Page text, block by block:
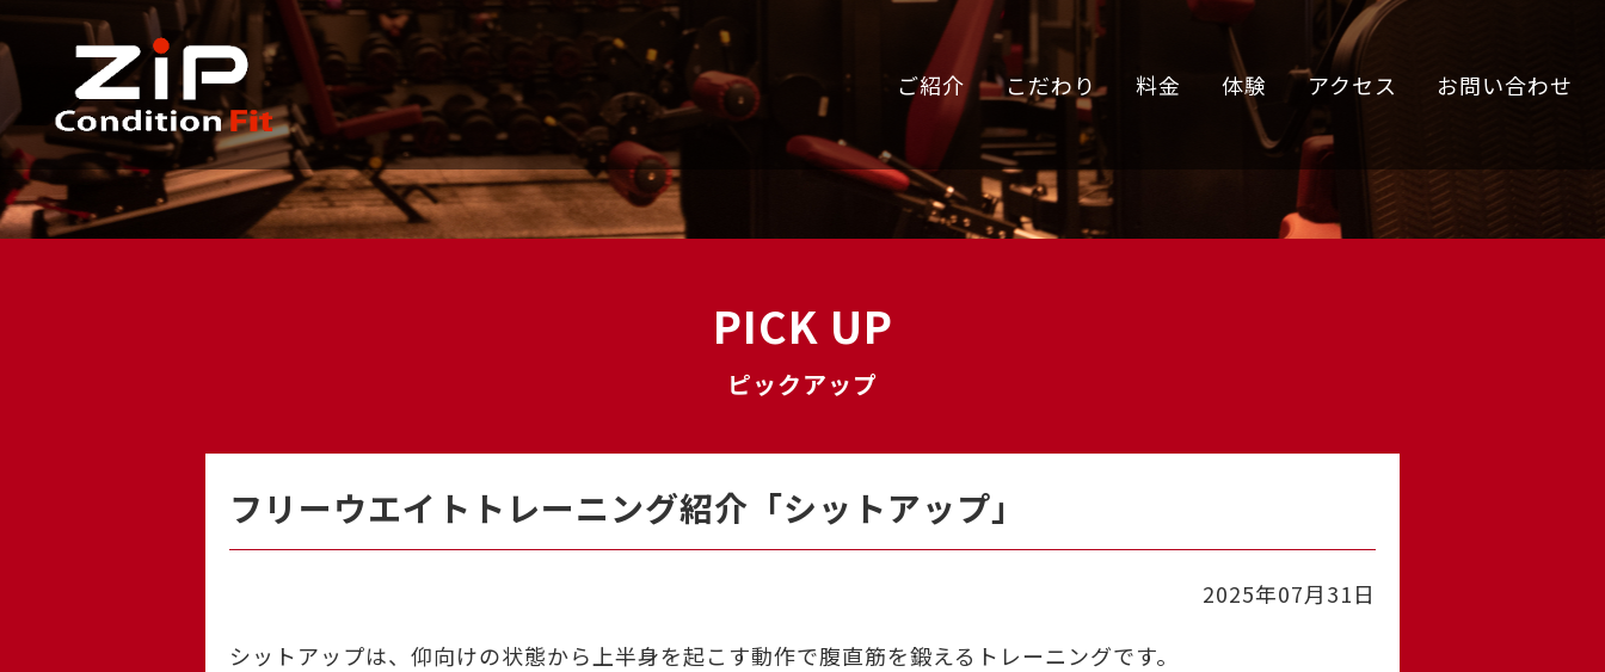
ご紹介 こだわり 料金 体験 アクセス お問い合わせ
PICK UP
ピックアップ
フリーウエイトトレーニング紹介「シットアップ」
2025年07月31日
シットアップは、仰向けの状態から上半身を起こす動作で腹直筋を鍛えるトレーニングです。